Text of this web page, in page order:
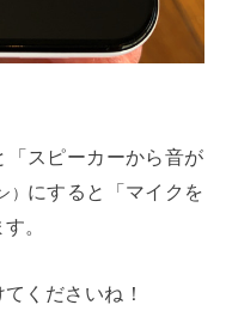
「スピーカーから音が
） にすると「マイクを
。
くださいね！